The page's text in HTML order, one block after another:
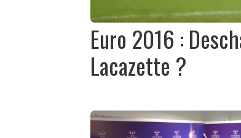
Euro 2016 :
Lacazette ?